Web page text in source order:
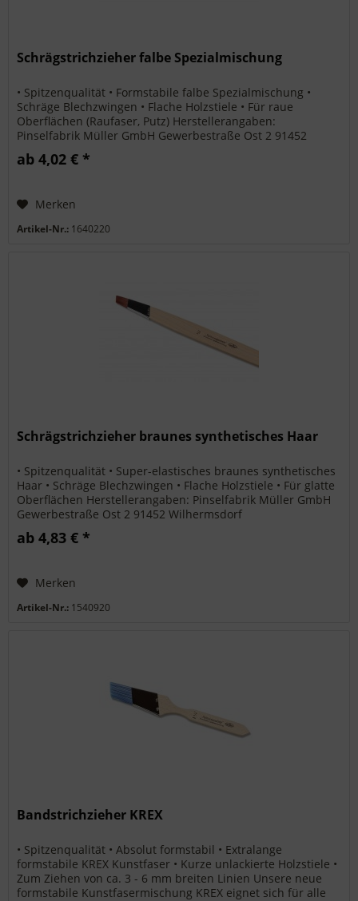
Schrägstrichzieher falbe Spezialmischung
• Spitzenqualität • Formstabile falbe Spezialmischung •
Schräge Blechzwingen • Flache Holzstiele • Für raue
Oberflächen (Raufaser, Putz) Herstellerangaben:
Pinselfabrik Müller GmbH Gewerbestraße Ost 2 91452
Wilhermsdorf...
ab 4,02 € *
Merken
Artikel-Nr.: 1640220
Schrägstrichzieher braunes synthetisches Haar
• Spitzenqualität • Super-elastisches braunes synthetisches
Haar • Schräge Blechzwingen • Flache Holzstiele • Für glatte
Oberflächen Herstellerangaben: Pinselfabrik Müller GmbH
Gewerbestraße Ost 2 91452 Wilhermsdorf
info@pinselmueller.de
ab 4,83 € *
Merken
Artikel-Nr.: 1540920
Bandstrichzieher KREX
• Spitzenqualität • Absolut formstabil • Extralange
formstabile KREX Kunstfaser • Kurze unlackierte Holzstiele •
Zum Ziehen von ca. 3 - 6 mm breiten Linien Unsere neue
formstabile Kunstfasermischung KREX eignet sich für alle